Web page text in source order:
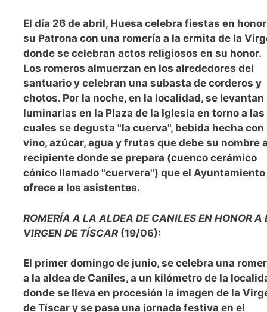
El día 26 de abril, Huesa celebra fiestas en
su Patrona con una romería a la ermita de la
donde se celebran actos religiosos en su honor.
Los romeros almuerzan en los alrededores del
santuario y celebran una subasta de corderos y
chotos. Por la noche, en la localidad, se levantan
luminarias en la Plaza de la Iglesia en torno a las
cuales se degusta "la cuerva", bebida hecha con
vino, azúcar, agua y frutas que debe su nombre
recipiente donde se prepara (cuenco cerámico
cónico llamado "cuervera") que el Ayuntamiento
ofrece a los asistentes.
ROMERÍA A LA ALDEA DE CANILES EN HONOR A
VIRGEN DE TÍSCAR (19/06):
El primer domingo de junio, se celebra una
a la aldea de Caniles, a un kilómetro de la
donde se lleva en procesión la imagen de la
de Tíscar y se pasa una jornada festiva en el